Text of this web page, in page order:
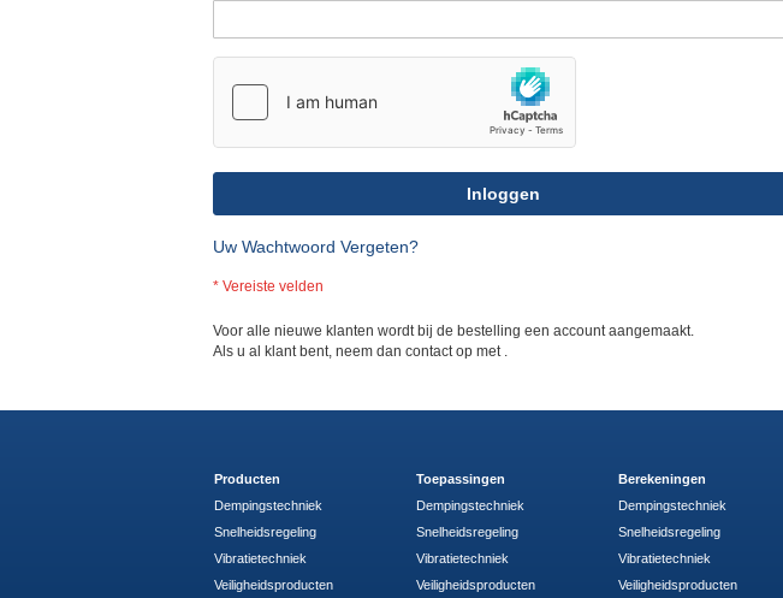
Inloggen
Uw Wachtwoord Vergeten?
Voor alle nieuwe klanten wordt bij de bestelling een account aangemaakt.
Als u al klant bent, neem dan contact op met .
Producten
Dempingstechniek
Snelheidsregeling
Vibratietechniek
Veiligheidsproducten
Toepassingen
Dempingstechniek
Snelheidsregeling
Vibratietechniek
Veiligheidsproducten
Berekeningen
Dempingstechniek
Snelheidsregeling
Vibratietechniek
Veiligheidsproducten